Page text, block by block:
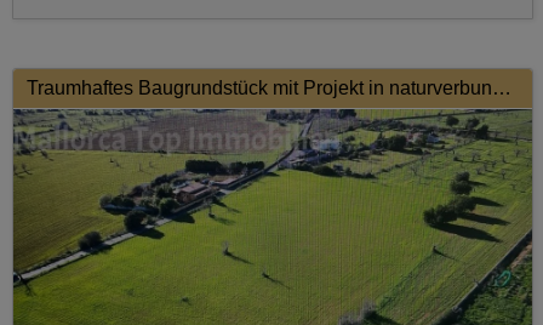
Traumhaftes Baugrundstück mit Projekt in naturverbundener Lage